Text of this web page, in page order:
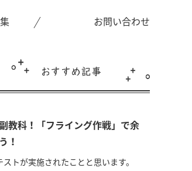
お問い合わせ
教科！「フライング作戦」で余
！
トが実施されたことと思います。